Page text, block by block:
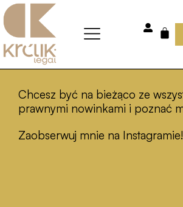
Skip
to
content
Chcesz być na bieżąco ze
prawnymi nowinkami i poznać
Zaobserwuj mnie na Instagramie!